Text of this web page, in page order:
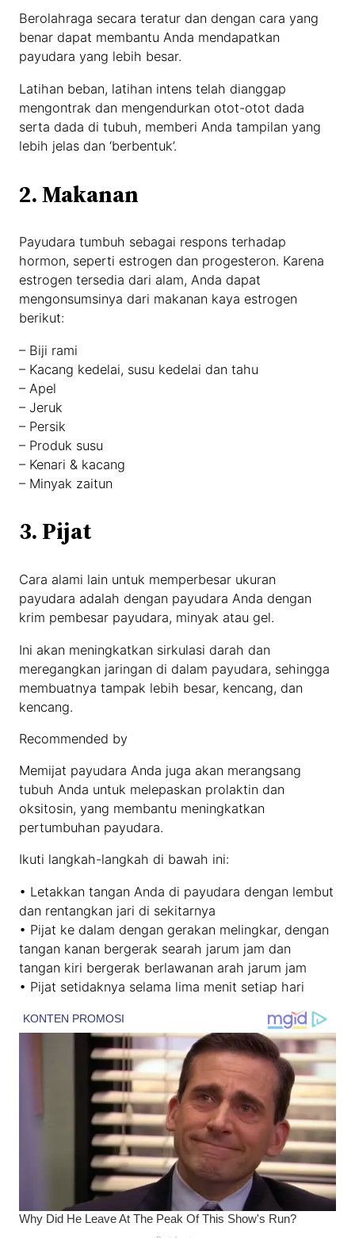
Berolahraga secara teratur dan dengan cara yang
benar dapat membantu Anda mendapatkan
payudara yang lebih besar.
Latihan beban, latihan intens telah dianggap
mengontrak dan mengendurkan otot-otot dada
serta dada di tubuh, memberi Anda tampilan yang
lebih jelas dan ‘berbentuk’.
2. Makanan
Payudara tumbuh sebagai respons terhadap
hormon, seperti estrogen dan progesteron. Karena
estrogen tersedia dari alam, Anda dapat
mengonsumsinya dari makanan kaya estrogen
berikut:
– Biji rami
– Kacang kedelai, susu kedelai dan tahu
– Apel
– Jeruk
– Persik
– Produk susu
– Kenari & kacang
– Minyak zaitun
3. Pijat
Cara alami lain untuk memperbesar ukuran
payudara adalah dengan payudara Anda dengan
krim pembesar payudara, minyak atau gel.
Ini akan meningkatkan sirkulasi darah dan
meregangkan jaringan di dalam payudara, sehingga
membuatnya tampak lebih besar, kencang, dan
kencang.
Recommended by
Memijat payudara Anda juga akan merangsang
tubuh Anda untuk melepaskan prolaktin dan
oksitosin, yang membantu meningkatkan
pertumbuhan payudara.
Ikuti langkah-langkah di bawah ini:
• Letakkan tangan Anda di payudara dengan lembut
dan rentangkan jari di sekitarnya
• Pijat ke dalam dengan gerakan melingkar, dengan
tangan kanan bergerak searah jarum jam dan
tangan kiri bergerak berlawanan arah jarum jam
• Pijat setidaknya selama lima menit setiap hari